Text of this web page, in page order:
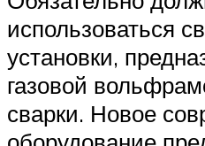
использоваться
установки,
газовой
сварки. Новое